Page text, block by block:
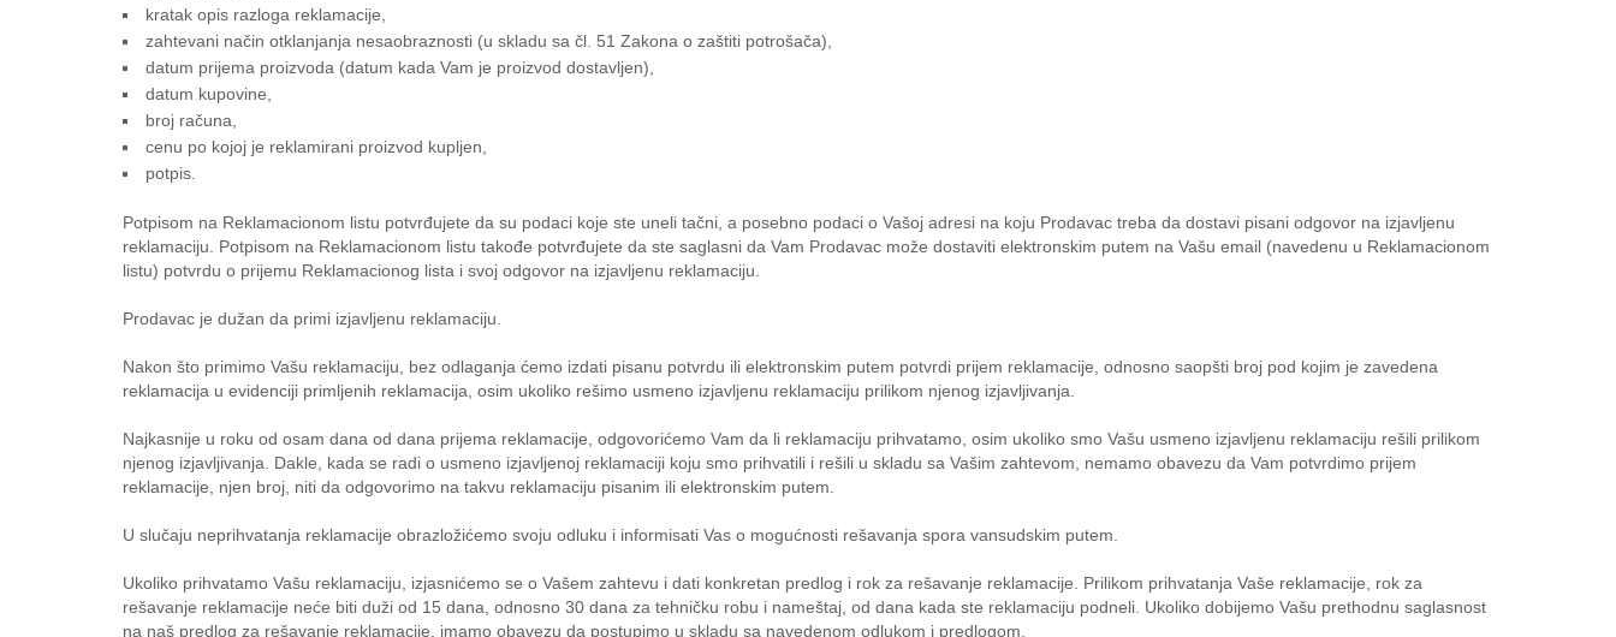
kratak opis razloga reklamacije,
zahtevani način otklanjanja nesaobraznosti (u skladu sa čl. 51 Zakona o zaštiti potrošača),
datum prijema proizvoda (datum kada Vam je proizvod dostavljen),
datum kupovine,
broj računa,
cenu po kojoj je reklamirani proizvod kupljen,
potpis.
Potpisom na Reklamacionom listu potvrđujete da su podaci koje ste uneli tačni, a posebno podaci o Vašoj adresi na koju Prodavac treba da dostavi pisani odgovor na izjavljenu
reklamaciju. Potpisom na Reklamacionom listu takođe potvrđujete da ste saglasni da Vam Prodavac može dostaviti elektronskim putem na Vašu email (navedenu u Reklamacionom
listu) potvrdu o prijemu Reklamacionog lista i svoj odgovor na izjavljenu reklamaciju.
Prodavac je dužan da primi izjavljenu reklamaciju.
Nakon što primimo Vašu reklamaciju, bez odlaganja ćemo izdati pisanu potvrdu ili elektronskim putem potvrdi prijem reklamacije, odnosno saopšti broj pod kojim je zavedena
reklamacija u evidenciji primljenih reklamacija, osim ukoliko rešimo usmeno izjavljenu reklamaciju prilikom njenog izjavljivanja.
Najkasnije u roku od osam dana od dana prijema reklamacije, odgovorićemo Vam da li reklamaciju prihvatamo, osim ukoliko smo Vašu usmeno izjavljenu reklamaciju rešili prilikom
njenog izjavljivanja. Dakle, kada se radi o usmeno izjavljenoj reklamaciji koju smo prihvatili i rešili u skladu sa Vašim zahtevom, nemamo obavezu da Vam potvrdimo prijem
reklamacije, njen broj, niti da odgovorimo na takvu reklamaciju pisanim ili elektronskim putem.
U slučaju neprihvatanja reklamacije obrazložićemo svoju odluku i informisati Vas o mogućnosti rešavanja spora vansudskim putem.
Ukoliko prihvatamo Vašu reklamaciju, izjasnićemo se o Vašem zahtevu i dati konkretan predlog i rok za rešavanje reklamacije. Prilikom prihvatanja Vaše reklamacije, rok za
rešavanje reklamacije neće biti duži od 15 dana, odnosno 30 dana za tehničku robu i nameštaj, od dana kada ste reklamaciju podneli. Ukoliko dobijemo Vašu prethodnu saglasnost
na naš predlog za rešavanje reklamacije, imamo obavezu da postupimo u skladu sa navedenom odlukom i predlogom.